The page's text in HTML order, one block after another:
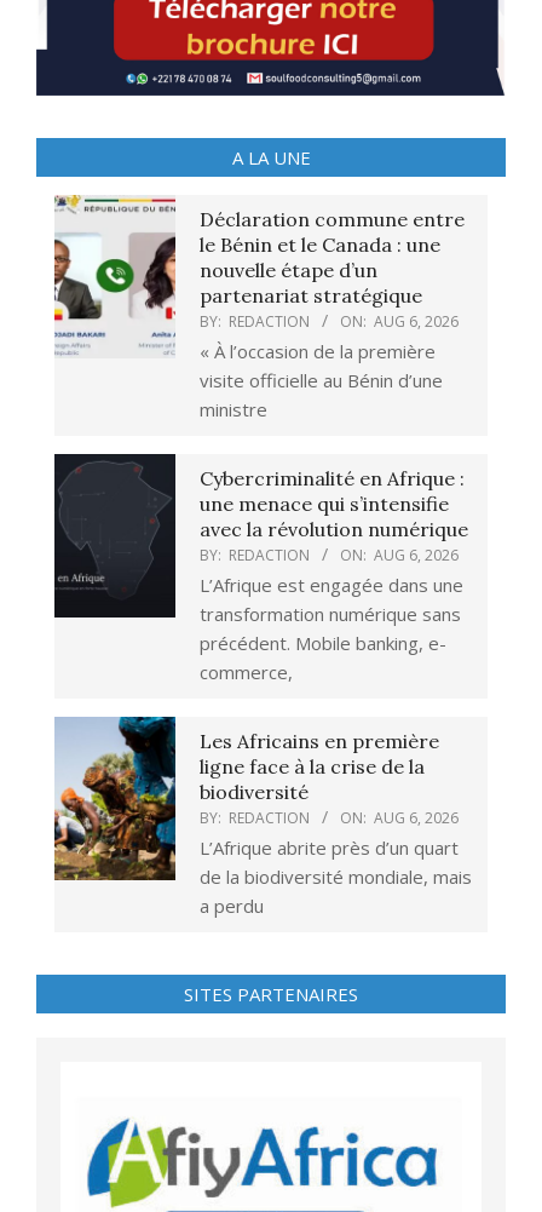
A LA UNE
Déclaration commune entre
le Bénin et le Canada : une
nouvelle étape d’un
partenariat stratégique
BY: REDACTION ON: AUG 6, 2026
« À l’occasion de la première
visite officielle au Bénin d’une
ministre
Cybercriminalité en Afrique :
une menace qui s’intensifie
avec la révolution numérique
BY: REDACTION ON: AUG 6, 2026
L’Afrique est engagée dans une
transformation numérique sans
précédent. Mobile banking, e-
commerce,
Les Africains en première
ligne face à la crise de la
biodiversité
BY: REDACTION ON: AUG 6, 2026
L’Afrique abrite près d’un quart
de la biodiversité mondiale, mais
a perdu
SITES PARTENAIRES